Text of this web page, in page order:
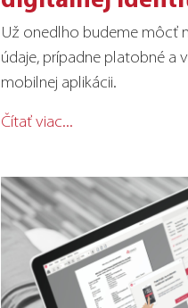
Už onedlho budeme môcť
údaje, prípadne platobné a
mobilnej aplikácii.
Čítať viac...